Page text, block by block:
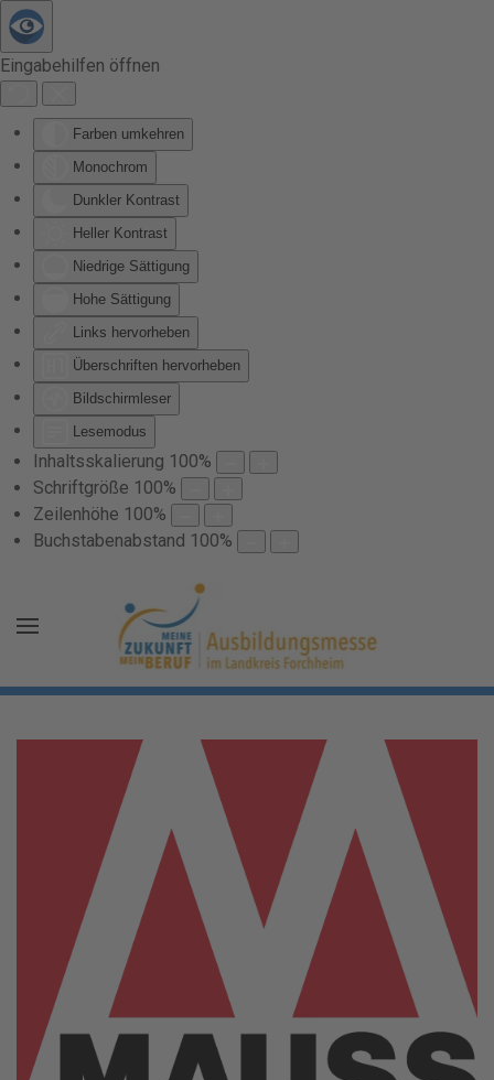
Eingabehilfen öffnen
Farben umkehren
Monochrom
Dunkler Kontrast
Heller Kontrast
Niedrige Sättigung
Hohe Sättigung
Links hervorheben
Überschriften hervorheben
Bildschirmleser
Lesemodus
Inhaltsskalierung 100%
Schriftgröße 100%
Zeilenhöhe 100%
Buchstabenabstand 100%
Zum Hauptinhalt springen